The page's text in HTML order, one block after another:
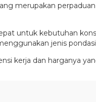
merupakan
untuk kebutuhan
jenis pondasi
kerja dan harganya